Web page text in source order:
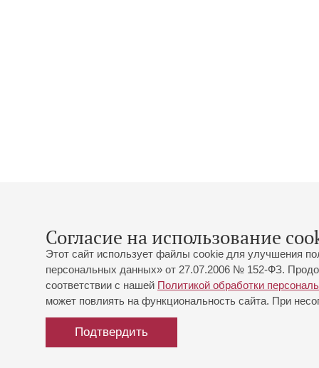
Согласие на использование
Этот сайт использует файлы cookie для улучшения
персональных данных» от 27.07.2006 № 152-ФЗ.
соответствии с нашей Политикой обработки
может повлиять на функциональность сайта. При
Подтвердить